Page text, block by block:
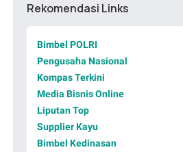
Rekomendasi Links
Bimbel POLRI
Pengusaha Nasional
Kompas Terkini
Media Bisnis Online
Liputan Top
Supplier Kayu
Bimbel Kedinasan